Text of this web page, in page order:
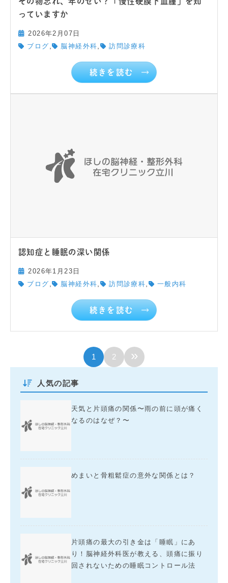
っていますか
2026年2月07日
ブログ , 脳神経外科, 訪問診療科
続きを読む
認知症と睡眠の深い関係
2026年1月23日
ブログ , 脳神経外科, 訪問診療科, 一般内科
続きを読む
1 2 »
人気の記事
天気と片頭痛の関係〜雨の前に頭が痛く
なるのはなぜ？〜
めまいと骨粗鬆症の意外な関係とは？
片頭痛の最大の引き金は「睡眠」にあ
り！脳神経外科医が教える、頭痛に振り
回されないための睡眠コントロール法